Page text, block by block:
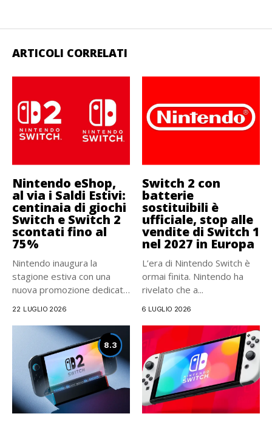
ARTICOLI CORRELATI
Nintendo eShop,
al via i Saldi Estivi:
centinaia di giochi
Switch e Switch 2
scontati fino al
75%
Nintendo inaugura la
stagione estiva con una
nuova promozione dedicata
22 LUGLIO 2026
Switch 2 con
batterie
sostituibili è
ufficiale, stop alle
vendite di Switch 1
nel 2027 in Europa
L’era di Nintendo Switch è
ormai finita. Nintendo ha
rivelato che a...
6 LUGLIO 2026
8.3